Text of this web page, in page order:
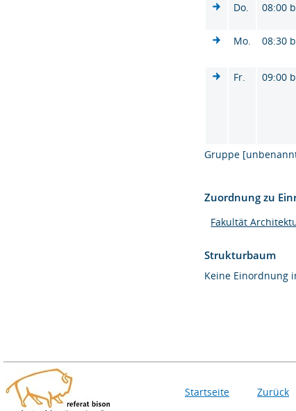
Do. 08:00
Mo. 08:30
Fr.
09:00
Gruppe
Zuordnung zu
Fakultät
Strukturbaum
Keine Einordnung
Startseite Zurück